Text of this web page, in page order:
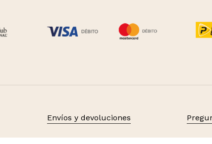
Envíos y devoluciones